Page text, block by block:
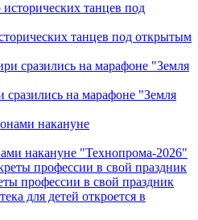
танцев под открытым
на марафоне "Земля
накануне "Технопрома-2026"
профессии в свой праздник